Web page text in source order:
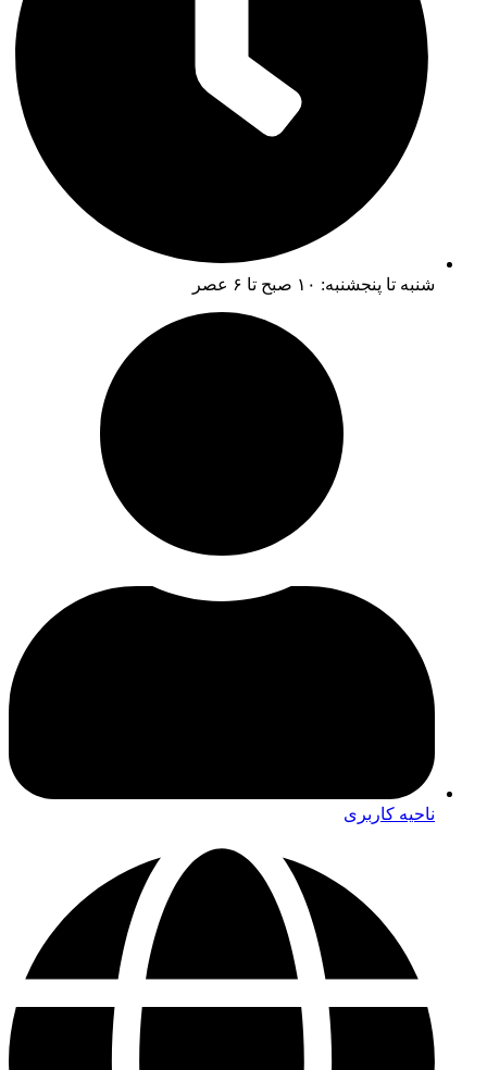
شنبه تا پنجشنبه: ۱۰ صبح تا ۶ عصر
ناحیه کاربری